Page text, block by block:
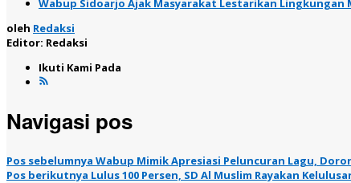
Wabup Sidoarjo Ajak Masyarakat Lestarikan Lingkungan
oleh Redaksi
Editor: Redaksi
Ikuti Kami Pada
Navigasi pos
Pos sebelumnya Wabup Mimik Apresiasi Peluncuran Lagu,
Pos berikutnya Lulus 100 Persen, SD Al Muslim Rayakan